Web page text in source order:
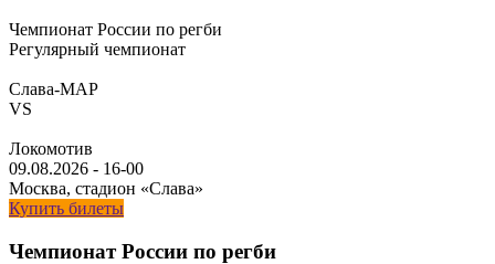
Чемпионат России по регби
Регулярный чемпионат
Слава-МАР
VS
Локомотив
09.08.2026 - 16-00
Москва, стадион «Слава»
Купить билеты
Чемпионат России по регби